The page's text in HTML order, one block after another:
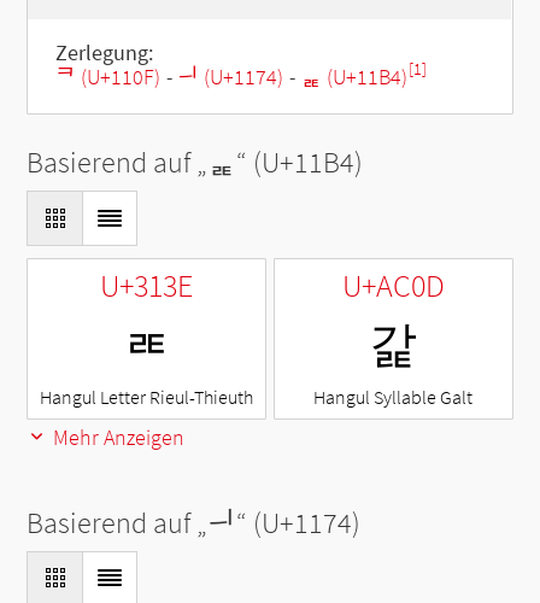
Zerlegung:
ᄏ (U+110F) - ᅴ (U+1174) - ᆴ (U+11B4)[1]
Basierend auf „ᆴ“ (U+11B4)
U+313E
ㄾ
Hangul Letter Rieul-Thieuth
U+AC0D
갍
Hangul Syllable Galt
Mehr Anzeigen
Basierend auf „ᅴ“ (U+1174)